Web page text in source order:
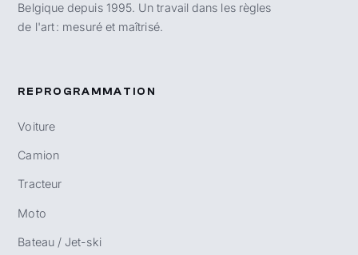
Belgique depuis 1995. Un travail dans les règles
de l'art : mesuré et maîtrisé.
REPROGRAMMATION
Voiture
Camion
Tracteur
Moto
Bateau / Jet-ski